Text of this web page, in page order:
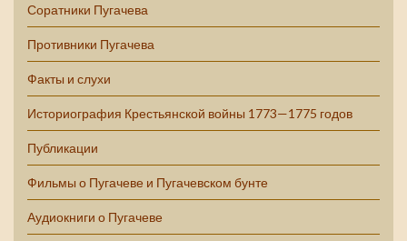
Соратники Пугачева
Противники Пугачева
Факты и слухи
Историография Крестьянской войны 1773—1775 годов
Публикации
Фильмы о Пугачеве и Пугачевском бунте
Аудиокниги о Пугачеве